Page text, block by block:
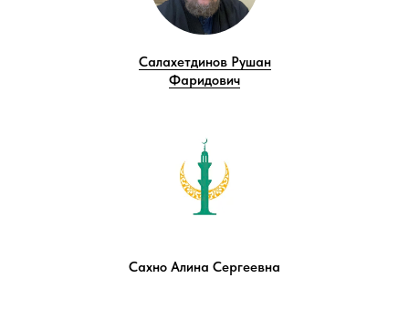
Салахетдинов Рушан
Фаридович
Сахно Алина Сергеевна